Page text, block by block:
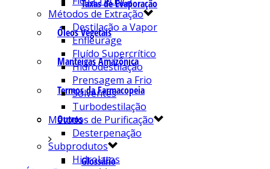
Taxas de Evaporação
Óleos Vegetais
Manteigas Amazônica
Termos da Farmacopeia
Outros
Glossário
Métodos de Extração
Destilação a Vapor
Enfleurage
Fluído Supercrítico
Hidrodestilação
Prensagem a Frio
Solventes
Turbodestilação
Métodos de Purificação
Desterpenação
Subprodutos
Hidrolatos